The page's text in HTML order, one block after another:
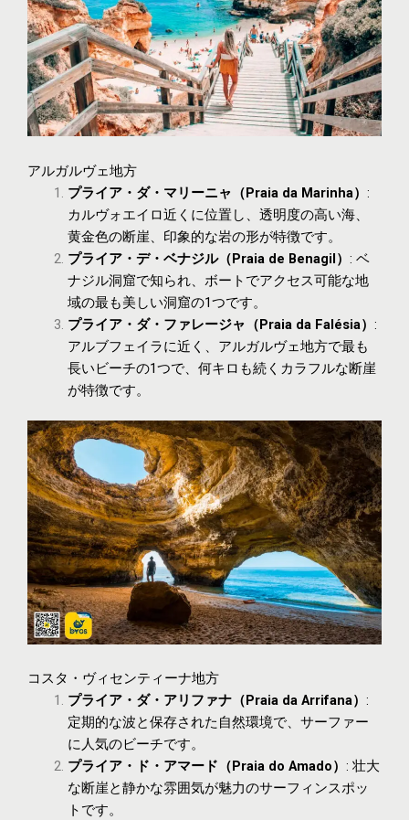
アルガルヴェ地方
プライア・ダ・マリーニャ（Praia da Marinha） :
カルヴォエイロ近くに位置し、透明度の高い海、
黄金色の断崖、印象的な岩の形が特徴です。
プライア・デ・ベナジル（Praia de Benagil） : ベ
ナジル洞窟で知られ、ボートでアクセス可能な地
域の最も美しい洞窟の1つです。
プライア・ダ・ファレージャ（Praia da Falésia） :
アルブフェイラに近く、アルガルヴェ地方で最も
長いビーチの1つで、何キロも続くカラフルな断崖
が特徴です。
コスタ・ヴィセンティーナ地方
プライア・ダ・アリファナ（Praia da Arrifana） :
定期的な波と保存された自然環境で、サーファー
に人気のビーチです。
プライア・ド・アマード（Praia do Amado） : 壮大
な断崖と静かな雰囲気が魅力のサーフィンスポッ
トです。